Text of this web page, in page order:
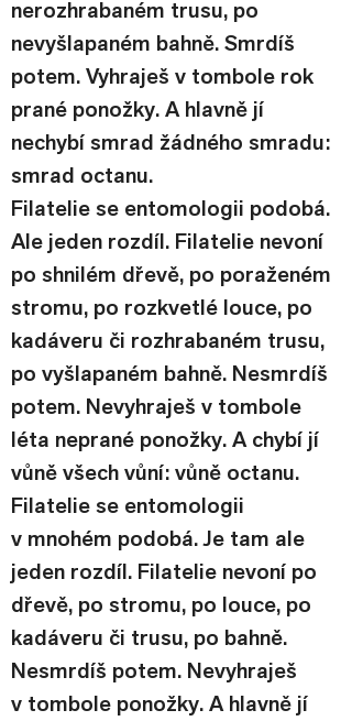
nerozhrabaném trusu, po
nevyšlapaném bahně. Smrdíš
potem. Vyhraješ v tombole rok
prané ponožky. A hlavně jí
nechybí smrad žádného smradu:
smrad octanu.
Filatelie se entomologii podobá.
Ale jeden rozdíl. Filatelie nevoní
po shnilém dřevě, po poraženém
stromu, po rozkvetlé louce, po
kadáveru či rozhrabaném trusu,
po vyšlapaném bahně. Nesmrdíš
potem. Nevyhraješ v tombole
léta neprané ponožky. A chybí jí
vůně všech vůní: vůně octanu.
Filatelie se entomologii
v mnohém podobá. Je tam ale
jeden rozdíl. Filatelie nevoní po
dřevě, po stromu, po louce, po
kadáveru či trusu, po bahně.
Nesmrdíš potem. Nevyhraješ
v tombole ponožky. A hlavně jí